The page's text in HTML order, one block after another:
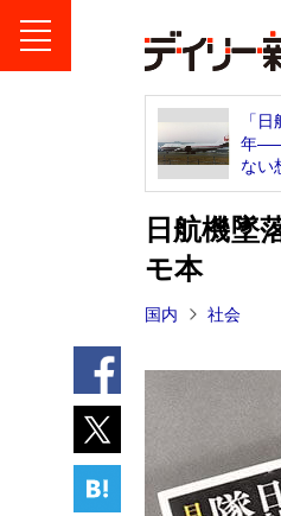
「
年
ない
日航機墜
モ本
国内 社会